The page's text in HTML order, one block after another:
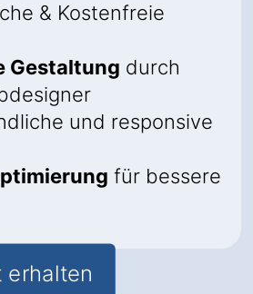
& Kostenfreie
Gestaltung durch
und responsive
für bessere